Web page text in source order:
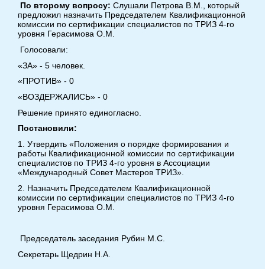
По второму вопросу: Слушали Петрова В.М., который
предложил назначить Председателем Квалификационной
комиссии по сертификации специалистов по ТРИЗ 4-го
уровня Герасимова О.М.
Голосовали:
«ЗА» - 5 человек.
«ПРОТИВ» - 0
«ВОЗДЕРЖАЛИСЬ» - 0
Решение принято единогласно.
Постановили:
1. Утвердить «Положения о порядке формирования и
работы Квалификационной комиссии по сертификации
специалистов по ТРИЗ 4-го уровня в Ассоциации
«Международный Совет Мастеров ТРИЗ».
2. Назначить Председателем Квалификационной
комиссии по сертификации специалистов по ТРИЗ 4-го
уровня Герасимова О.М.
Председатель заседания Рубин М.С.
Секретарь Щедрин Н.А.